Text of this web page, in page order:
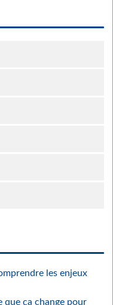
les enjeux
que ça change pour